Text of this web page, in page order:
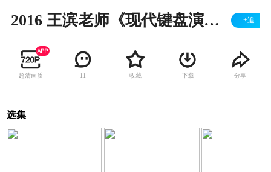
2016 王滨老师《现代键盘演奏全揭秘》片段试看 +追
超清画质 11 收藏 下载 分享
选集